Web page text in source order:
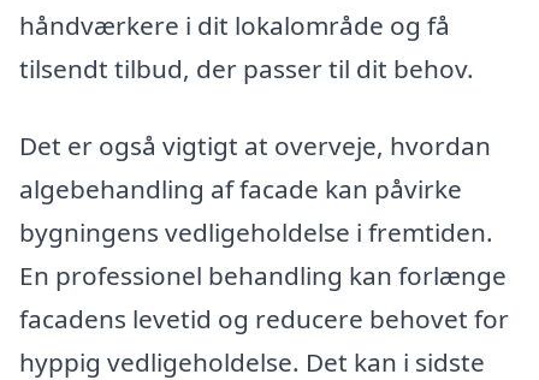
håndværkere i dit lokalområde og få
tilsendt tilbud, der passer til dit behov.
Det er også vigtigt at overveje, hvordan
algebehandling af facade kan påvirke
bygningens vedligeholdelse i fremtiden.
En professionel behandling kan forlænge
facadens levetid og reducere behovet for
hyppig vedligeholdelse. Det kan i sidste